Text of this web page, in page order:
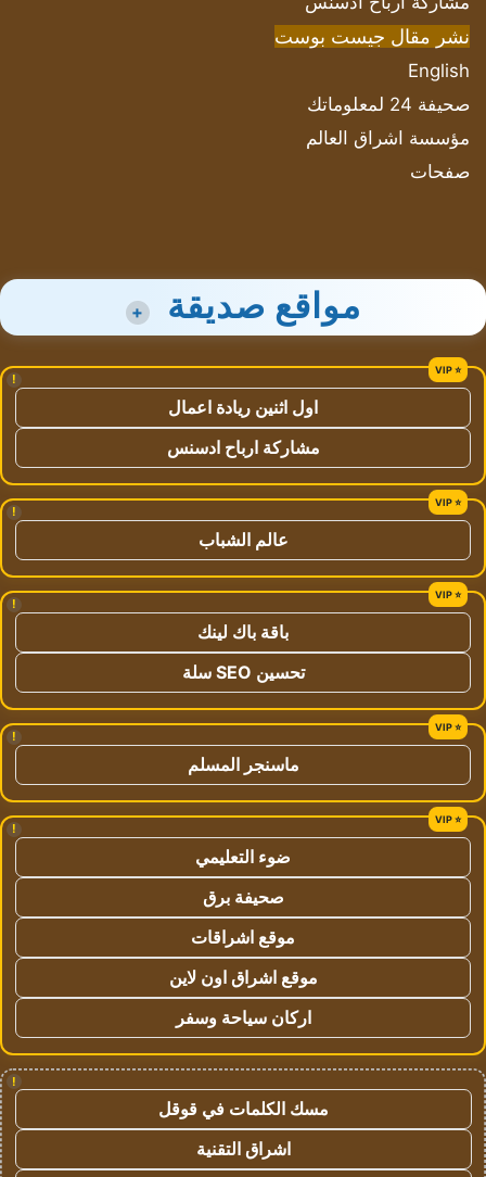
نشر مقال جيست بوست
English
صحيفة 24 لمعلوماتك
مؤسسة اشراق العالم
صفحات
مواقع صديقة +
!
اول اثنين ريادة اعمال
مشاركة ارباح ادسنس
!
عالم الشباب
!
باقة باك لينك
تحسين SEO سلة
!
ماسنجر المسلم
!
ضوء التعليمي
صحيفة برق
موقع اشراقات
موقع اشراق اون لاين
اركان سياحة وسفر
!
مسك الكلمات في قوقل
اشراق التقنية